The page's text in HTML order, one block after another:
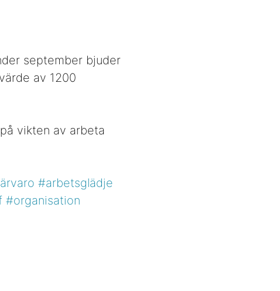
september bjuder
av 1200
vikten av arbeta
#arbetsglädje
#organisation